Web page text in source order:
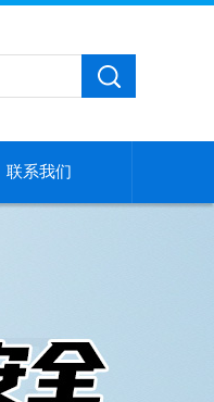
联系我们